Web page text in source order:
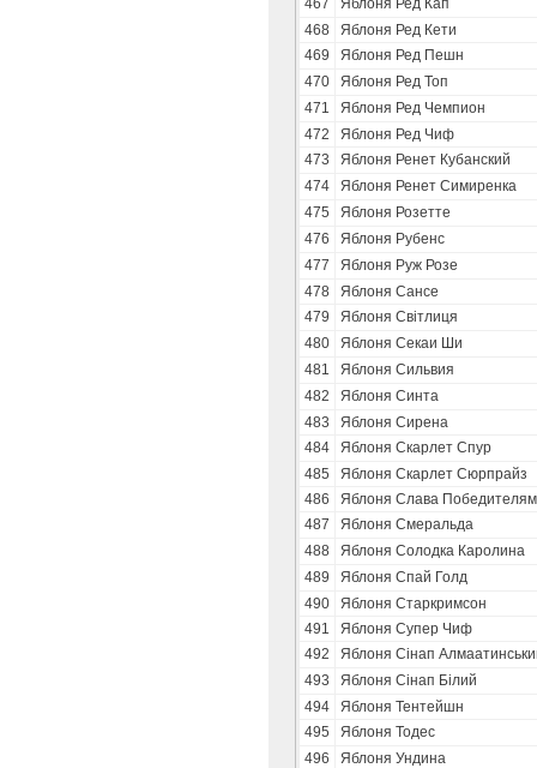
467
Яблоня Ред Кап
468
Яблоня Ред Кети
469
Яблоня Ред Пешн
470
Яблоня Ред Топ
471
Яблоня Ред Чемпион
472
Яблоня Ред Чиф
473
Яблоня Ренет Кубанский
474
Яблоня Ренет Симиренка
475
Яблоня Розетте
476
Яблоня Рубенс
477
Яблоня Руж Розе
478
Яблоня Сансе
479
Яблоня Свiтлиця
480
Яблоня Секаи Ши
481
Яблоня Сильвия
482
Яблоня Синта
483
Яблоня Сирена
484
Яблоня Скарлет Спур
485
Яблоня Скарлет Сюрпрайз
486
Яблоня Слава Победителям
487
Яблоня Смеральда
488
Яблоня Солодка Каролина
489
Яблоня Спай Голд
490
Яблоня Старкримсон
491
Яблоня Супер Чиф
492
Яблоня Сінап
493
Яблоня Сінап Білий
494
Яблоня Тентейшн
495
Яблоня Тодес
496
Яблоня Ундина